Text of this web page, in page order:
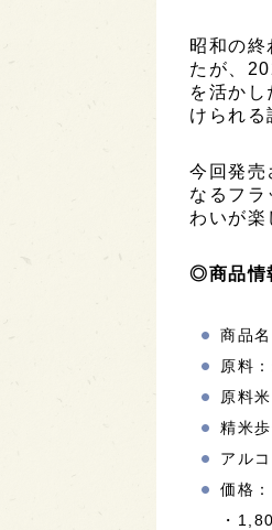
昭和の
たが、
を活か
けられる
今回発売
なるフ
わいが楽
◎商品情
商品名
原料
原料
精米
アル
価格：
・